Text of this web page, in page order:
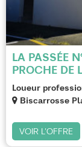
LA PASSÉE
PROCHE DE
Loueur
Biscarrosse
VOIR L'OFFRE